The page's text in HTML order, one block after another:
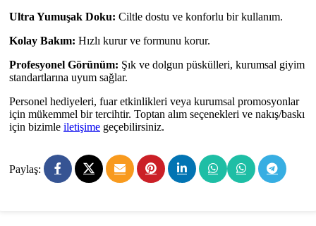
Ultra Yumuşak Doku: Ciltle dostu ve konforlu bir kullanım.
Kolay Bakım: Hızlı kurur ve formunu korur.
Profesyonel Görünüm: Şık ve dolgun püskülleri, kurumsal giyim
standartlarına uyum sağlar.
Personel hediyeleri, fuar etkinlikleri veya kurumsal promosyonlar
için mükemmel bir tercihtir. Toptan alım seçenekleri ve nakış/baskı
için bizimle iletişime geçebilirsiniz.
Paylaş: